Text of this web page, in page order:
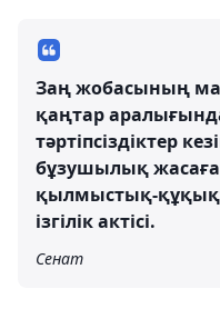
Заң жобасының
қаңтар
тәртіпсіздіктер
бұзушылық
қылмыстық-
ізгілік актісі.
Сенат